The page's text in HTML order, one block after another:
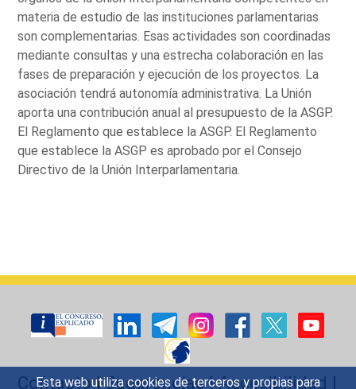
Esta web utiliza cookies de terceros y propias para
materia de estudio de las instituciones parlamentarias
son complementarias. Esas actividades son coordinadas
mediante consultas y una estrecha colaboración en las
fases de preparación y ejecución de los proyectos. La
asociación tendrá autonomía administrativa. La Unión
aporta una contribución anual al presupuesto de la ASGP.
El Reglamento que establece la ASGP. El Reglamento
que establece la ASGP es aprobado por el Consejo
Directivo de la Unión Interparlamentaria.
Contacto|Sugerencias|Accesibilidad |